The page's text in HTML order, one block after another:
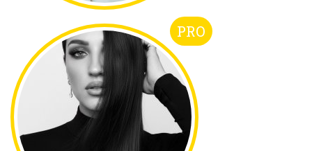
PRO